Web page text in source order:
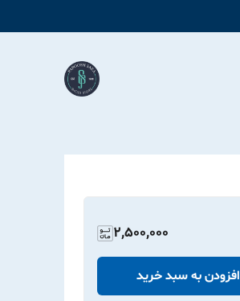
2,500,000
افزودن به سبد خرید